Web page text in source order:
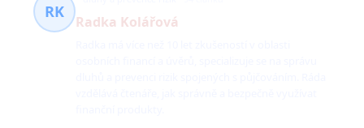
RK
Radka Kolářová